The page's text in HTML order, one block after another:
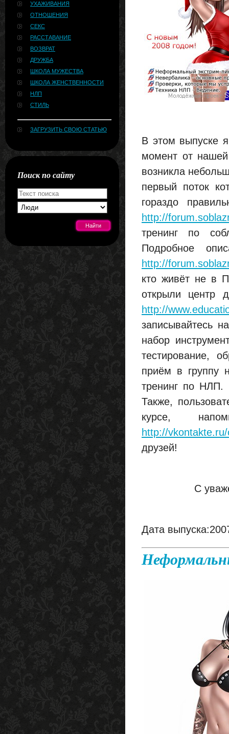
УХАЖИВАНИЯ
ОТНОШЕНИЯ
СЕКС
РАССТАВАНИЕ
ВОЗВРАТ
ДРУЖБА
ШКОЛА МУЖЕСТВА
ШКОЛА ЖЕНСТВЕННОСТИ
НЛП
СТИЛЬ
ЗАГРУЗИТЬ СВОЮ СТАТЬЮ
Поиск по сайту
В этом выпуске
момент от
возникла
первый поток
гораздо
http://
тренинг по
Подробное
http://
кто живёт не в
открыли центр
http://
записывайтесь
набор
тестирование,
приём в группу
тренинг по НЛП.
Также,
курсе,
http://
друзей!
С
Дата